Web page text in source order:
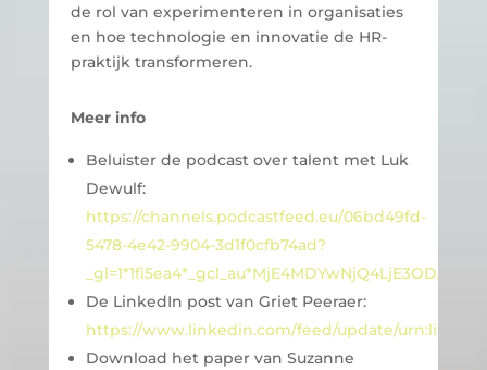
de rol van experimenteren in organisaties
en hoe technologie en innovatie de HR-
praktijk transformeren.
Meer info
Beluister de podcast over talent met Luk
Dewulf:
https://channels.podcastfeed.eu/06bd49fd-
5478-4e42-9904-3d1f0cfb74ad?
De LinkedIn post van Griet Peeraer:
https://www.linkedin.com/feed/update/
Download het paper van Suzanne